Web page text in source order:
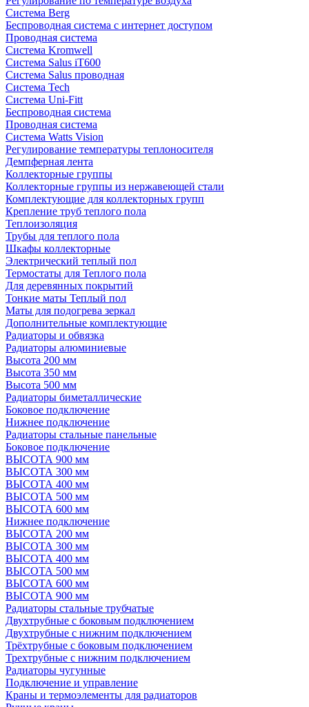
Система Berg
Беспроводная система с интернет доступом
Проводная система
Система Kromwell
Система Salus iT600
Система Salus проводная
Система Tech
Система Uni-Fitt
Беспроводная система
Проводная система
Система Watts Vision
Регулирование температуры теплоносителя
Демпферная лента
Коллекторные группы
Коллекторные группы из нержавеющей стали
Комплектующие для коллекторных групп
Крепление труб теплого пола
Теплоизоляция
Трубы для теплого пола
Шкафы коллекторные
Электрический теплый пол
Термостаты для Теплого пола
Для деревянных покрытий
Тонкие маты Теплый пол
Маты для подогрева зеркал
Дополнительные комплектующие
Радиаторы и обвязка
Радиаторы алюминиевые
Высота 200 мм
Высота 350 мм
Высота 500 мм
Радиаторы биметаллические
Боковое подключение
Нижнее подключение
Радиаторы стальные панельные
Боковое подключение
ВЫСОТА 900 мм
ВЫСОТА 300 мм
ВЫСОТА 400 мм
ВЫСОТА 500 мм
ВЫСОТА 600 мм
Нижнее подключение
ВЫСОТА 200 мм
ВЫСОТА 300 мм
ВЫСОТА 400 мм
ВЫСОТА 500 мм
ВЫСОТА 600 мм
ВЫСОТА 900 мм
Радиаторы стальные трубчатые
Двухтрубные с боковым подключением
Двухтрубные с нижним подключением
Трёхтрубные с боковым подключением
Трехтрубные с нижним подключением
Радиаторы чугунные
Подключение и управление
Краны и термоэлементы для радиаторов